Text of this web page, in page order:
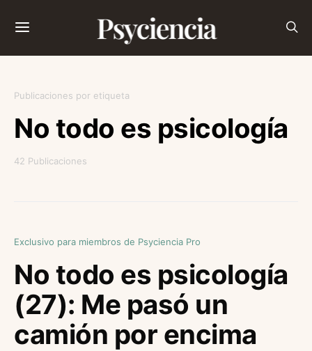
Psyciencia
Publicaciones por etiqueta
No todo es psicología
42 Publicaciones
Exclusivo para miembros de Psyciencia Pro
No todo es psicología
(27): Me pasó un
camión por encima